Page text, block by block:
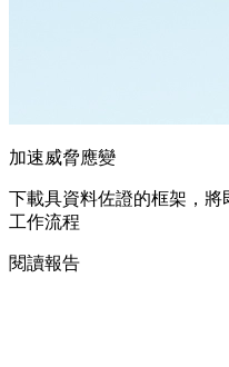
加速威脅應變
下載具資料佐證的框架，將
工作流程
閱讀報告